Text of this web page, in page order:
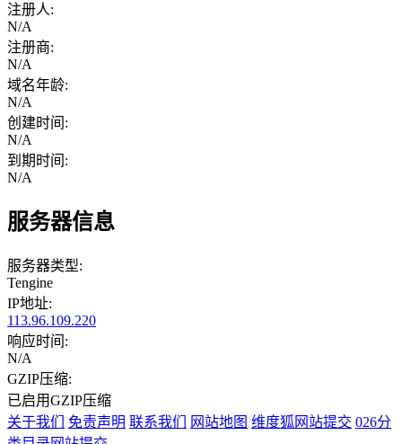
注册人:
N/A
注册商:
N/A
域名年龄:
N/A
创建时间:
N/A
到期时间:
N/A
服务器信息
服务器类型:
Tengine
IP地址:
113.96.109.220
响应时间:
N/A
GZIP压缩:
已启用GZIP压缩
关于我们
免责声明 联系我们 网站地图 维度狐网站提交 026分